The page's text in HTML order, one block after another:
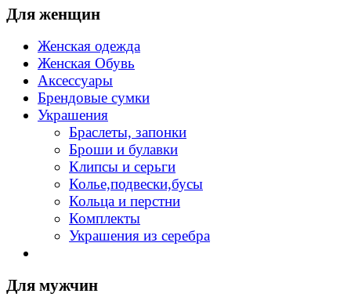
Для женщин
Женская одежда
Женская Обувь
Аксессуары
Брендовые сумки
Украшения
Браслеты, запонки
Броши и булавки
Клипсы и серьги
Колье,подвески,бусы
Кольца и перстни
Комплекты
Украшения из серебра
Для мужчин